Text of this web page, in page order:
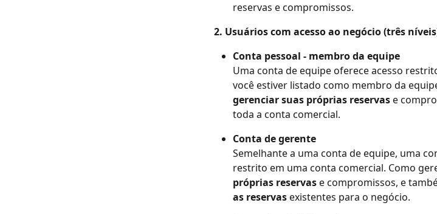
reservas e compromissos.
2. Usuários com acesso ao negócio (três
Conta pessoal - membro da equipe
Uma conta de equipe oferece acesso
você estiver listado como membro da
gerenciar suas próprias reservas e
toda a conta comercial.
Conta de gerente
Semelhante a uma conta de equipe, uma
restrito em uma conta comercial. Como
próprias reservas e compromissos, e
as reservas existentes para o negócio.